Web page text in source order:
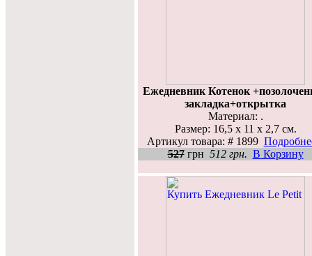
Ежедневник Котенок
закладка+открытка
Материал: .
Размер: 16,5 х 11 х 2,7 см.
Артикул товара: # 1899
527грн 512 грн. В Корзину